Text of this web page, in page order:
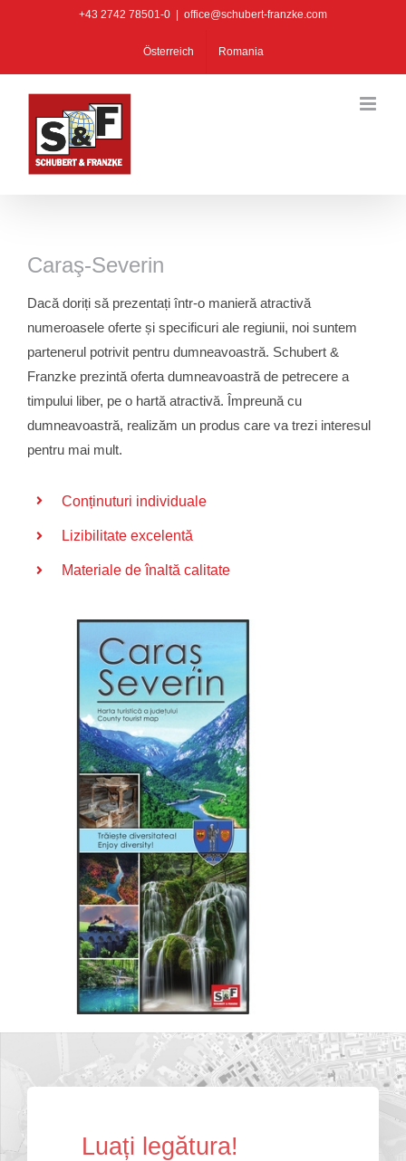
+43 2742 78501-0 office@schubert-franzke.com
Österreich Romania
Caraş-Severin
Dacă doriți să prezentați într-o manieră atractivă
numeroasele oferte și specificuri ale regiunii, noi suntem
partenerul potrivit pentru dumneavoastră. Schubert &
Franzke prezintă oferta dumneavoastră de petrecere a
timpului liber, pe o hartă atractivă. Împreună cu
dumneavoastră, realizăm un produs care va trezi interesul
pentru mai mult.
Conținuturi individuale
Lizibilitate excelentă
Materiale de înaltă calitate
Luați legătura!